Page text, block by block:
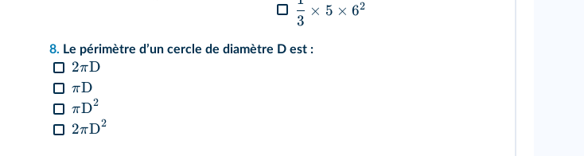
3
× 5 × 62
8. Le périmètre dʼun cercle de diamètre D est :
2πD
πD
πD2
2πD2